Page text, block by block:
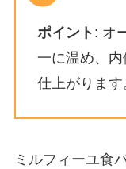
ポイント : オ
一に温め、
仕上がります
ミルフィーユ食